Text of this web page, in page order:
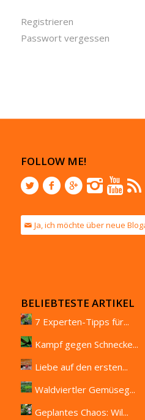
Registrieren
Passwort vergessen
FOLLOW ME!
Ja, ich möchte über neue
BELIEBTESTE ARTIKEL
7 Experten-Tipps für...
Kampf gegen Schnecke...
Liebe auf den ersten...
Waldviertler Gemüseg...
Geplantes Chaos: Wil...